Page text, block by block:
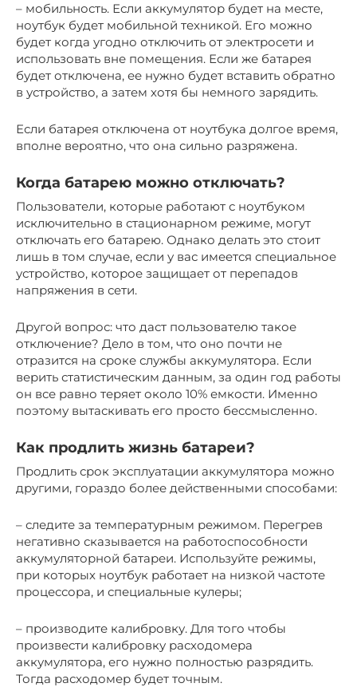
– мобильность. Если аккумулятор будет на месте,
ноутбук будет мобильной техникой. Его можно
будет когда угодно отключить от электросети и
использовать вне помещения. Если же батарея
будет отключена, ее нужно будет вставить обратно
в устройство, а затем хотя бы немного зарядить.
Если батарея отключена от ноутбука долгое время,
вполне вероятно, что она сильно разряжена.
Когда батарею можно отключать?
Пользователи, которые работают с ноутбуком
исключительно в стационарном режиме, могут
отключать его батарею. Однако делать это стоит
лишь в том случае, если у вас имеется специальное
устройство, которое защищает от перепадов
напряжения в сети.
Другой вопрос: что даст пользователю такое
отключение? Дело в том, что оно почти не
отразится на сроке службы аккумулятора. Если
верить статистическим данным, за один год работы
он все равно теряет около 10% емкости. Именно
поэтому вытаскивать его просто бессмысленно.
Как продлить жизнь батареи?
Продлить срок эксплуатации аккумулятора можно
другими, гораздо более действенными способами:
– следите за температурным режимом. Перегрев
негативно сказывается на работоспособности
аккумуляторной батареи. Используйте режимы,
при которых ноутбук работает на низкой частоте
процессора, и специальные кулеры;
– производите калибровку. Для того чтобы
произвести калибровку расходомера
аккумулятора, его нужно полностью разрядить.
Тогда расходомер будет точным.